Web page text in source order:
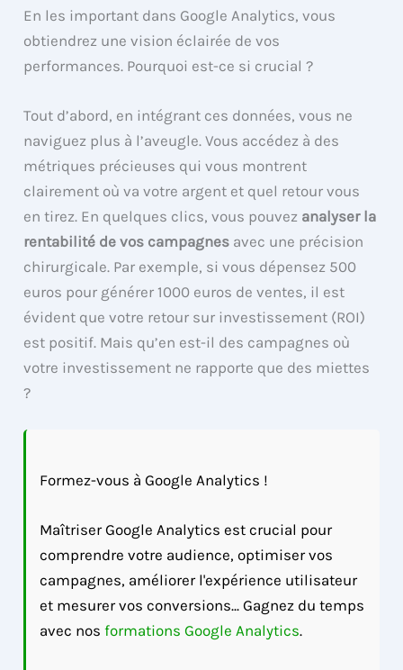
En les important dans Google Analytics, vous
obtiendrez une vision éclairée de vos
performances. Pourquoi est-ce si crucial ?
Tout d’abord, en intégrant ces données, vous ne
naviguez plus à l’aveugle. Vous accédez à des
métriques précieuses qui vous montrent
clairement où va votre argent et quel retour vous
en tirez. En quelques clics, vous pouvez analyser la
rentabilité de vos campagnes avec une précision
chirurgicale. Par exemple, si vous dépensez 500
euros pour générer 1000 euros de ventes, il est
évident que votre retour sur investissement (ROI)
est positif. Mais qu’en est-il des campagnes où
votre investissement ne rapporte que des miettes
?
Formez-vous à Google Analytics !
Maîtriser Google Analytics est crucial pour
comprendre votre audience, optimiser vos
campagnes, améliorer l'expérience utilisateur
et mesurer vos conversions... Gagnez du temps
avec nosformations Google Analytics.